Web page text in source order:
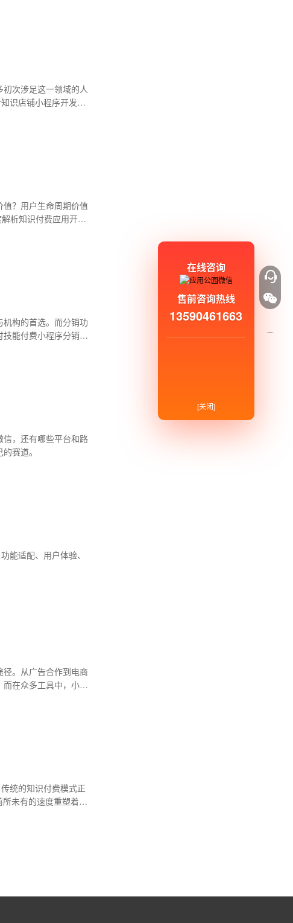
次涉足这一领域的人
识店铺小程序开发的
？用户生命周期价值
析知识付费应用开发
构的首选。而分销功
能付费小程序分销功
，还有哪些平台和路
赛道。
能适配、用户体验、
。从广告合作到电商
在众多工具中，小程
吗？
统的知识付费模式正
未有的速度重塑着行
在线咨询
售前咨询热线
13590461663
[关闭]